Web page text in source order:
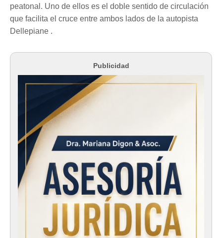
peatonal. Uno de ellos es el doble sentido de circulación
que facilita el cruce entre ambos lados de la autopista
Dellepiane .
Publicidad